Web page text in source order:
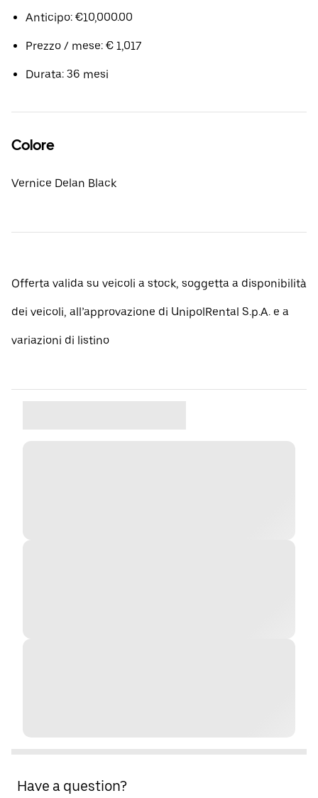
Anticipo: €10,000.00
Prezzo / mese: € 1,017
Durata: 36 mesi
Colore
Vernice Delan Black
Offerta valida su veicoli a stock, soggetta a disponibilità
dei veicoli, all’approvazione di UnipolRental S.p.A. e a
variazioni di listino
Have a question?